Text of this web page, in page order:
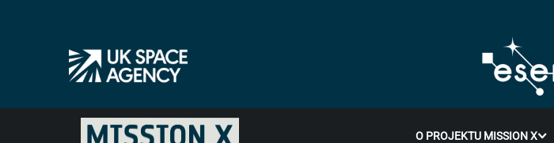
O PROJEKTU MISSION X